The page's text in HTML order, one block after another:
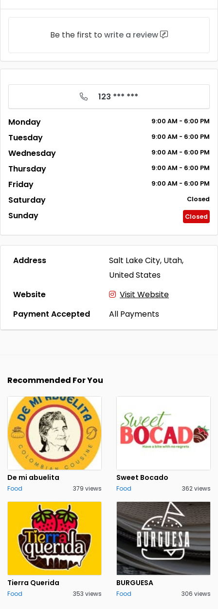
Be the first to write a review
123 *** ***
Monday 9:00 AM - 6:00 PM
Tuesday 9:00 AM - 6:00 PM
Wednesday 9:00 AM - 6:00 PM
Thursday 9:00 AM - 6:00 PM
Friday 9:00 AM - 6:00 PM
Saturday Closed
Sunday Closed
Address
Salt Lake City, Utah,
United States
Website
Visit Website
Payment Accepted
All Payments
Recommended For You
De mi abuelita
Food 379 views
Sweet Bocado
Food 362 views
Tierra Querida
Food 353 views
BURGUESA
Food 306 views